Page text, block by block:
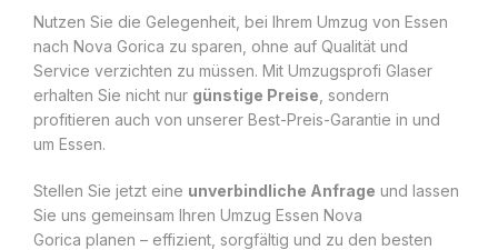
Nutzen Sie die Gelegenheit, bei Ihrem Umzug von Essen
nach Nova Gorica zu sparen, ohne auf Qualität und
Service verzichten zu müssen. Mit Umzugsprofi Glaser
erhalten Sie nicht nur günstige Preise , sondern
profitieren auch von unserer Best-Preis-Garantie in und
um Essen.
Stellen Sie jetzt eine unverbindliche Anfrage und lassen
Sie uns gemeinsam Ihren Umzug Essen Nova
Gorica planen – effizient, sorgfältig und zu den besten